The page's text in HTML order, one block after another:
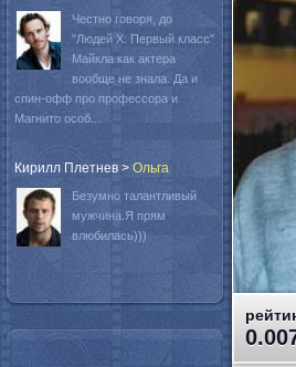
Честно говоря, до
"Людей Х: Первый класс"
Майкла как актера
вообще не знала. Да и
спин-офф про профессора и
Магнито особ...
Кирилл Плетнев > Oльга
Безумно талантливый
мужчина.Я прям
влюбилась)))